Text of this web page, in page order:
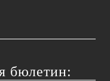
бюлетин: